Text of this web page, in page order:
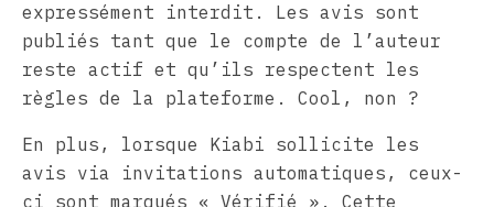
expressément interdit. Les avis sont
publiés tant que le compte de l’auteur
reste actif et qu’ils respectent les
règles de la plateforme. Cool, non ?
En plus, lorsque Kiabi sollicite les
avis via invitations automatiques, ceux-
ci sont marqués « Vérifié ». Cette